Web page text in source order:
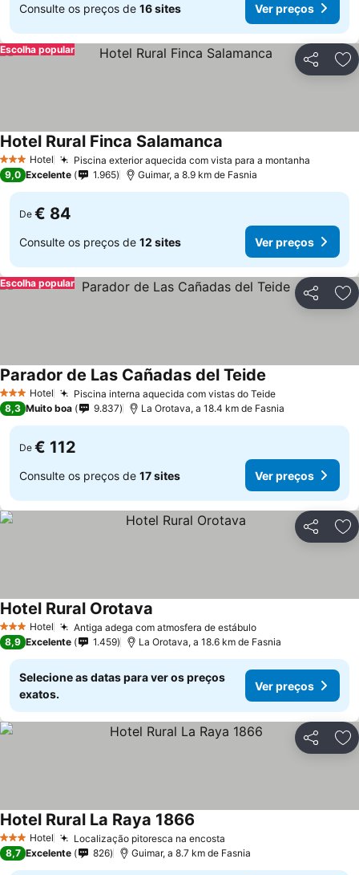
Consulte os preços de 16 sites Ver preços
Partilhar
Escolha popular
3 EstrelasHotel Piscina exterior aquecida com vista para a montanha
Hotel Rural Finca Salamanca
9,0 Excelente 1.965 Guimar, a 8.9 km de Fasnia
De € 84
Consulte os preços de 12 sites Ver preços
Partilhar
Escolha popular
3 EstrelasHotel Piscina interna aquecida com vistas do Teide
Parador de Las Cañadas del Teide
8,3 Muito boa 9.837 La Orotava, a 18.4 km de Fasnia
De € 112
Consulte os preços de 17 sites Ver preços
Partilhar
3 EstrelasHotel Antiga adega com atmosfera de estábulo
Hotel Rural Orotava
8,9 Excelente 1.459 La Orotava, a 18.6 km de Fasnia
Selecione as datas para ver os preços
exatos.
Ver preços
Partilhar
3 EstrelasHotel Localização pitoresca na encosta
Hotel Rural La Raya 1866
8,7 Excelente 826 Guimar, a 8.7 km de Fasnia